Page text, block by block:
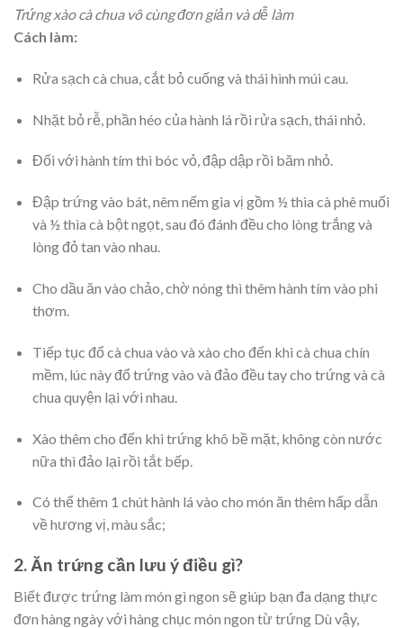
Trứng xào cà chua vô cùng đơn giản và dễ làm
Cách làm:
Rửa sạch cà chua, cắt bỏ cuống và thái hình múi cau.
Nhặt bỏ rễ, phần héo của hành lá rồi rửa sạch, thái nhỏ.
Đối với hành tím thì bóc vỏ, đập dập rồi băm nhỏ.
Đập trứng vào bát, nêm nếm gia vị gồm ½ thìa cà phê muối
và ½ thìa cà bột ngọt, sau đó đánh đều cho lòng trắng và
lòng đỏ tan vào nhau.
Cho dầu ăn vào chảo, chờ nóng thì thêm hành tím vào phi
thơm.
Tiếp tục đổ cà chua vào và xào cho đến khi cà chua chín
mềm, lúc này đổ trứng vào và đảo đều tay cho trứng và cà
chua quyện lại với nhau.
Xào thêm cho đến khi trứng khô bề mặt, không còn nước
nữa thì đảo lại rồi tắt bếp.
Có thể thêm 1 chút hành lá vào cho món ăn thêm hấp dẫn
về hương vị, màu sắc;
2. Ăn trứng cần lưu ý điều gì?
Biết được trứng làm món gì ngon sẽ giúp bạn đa dạng thực
đơn hàng ngày với hàng chục món ngon từ trứng Dù vậy,